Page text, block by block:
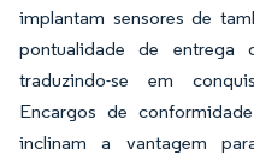
implantam sensores de
pontualidade de
traduzindo-se em
Encargos de
inclinam a vantagem